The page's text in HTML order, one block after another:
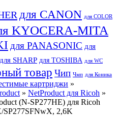
для CANON для COLOR
KYOCERA-MITA
для PANASONIC для
для SHARP для TOSHIBA для WC
товар Чип Чмп для Коника
картриджи »
» NetProduct для Ricoh »
(N-SP277HE) для Ricoh
2,6K